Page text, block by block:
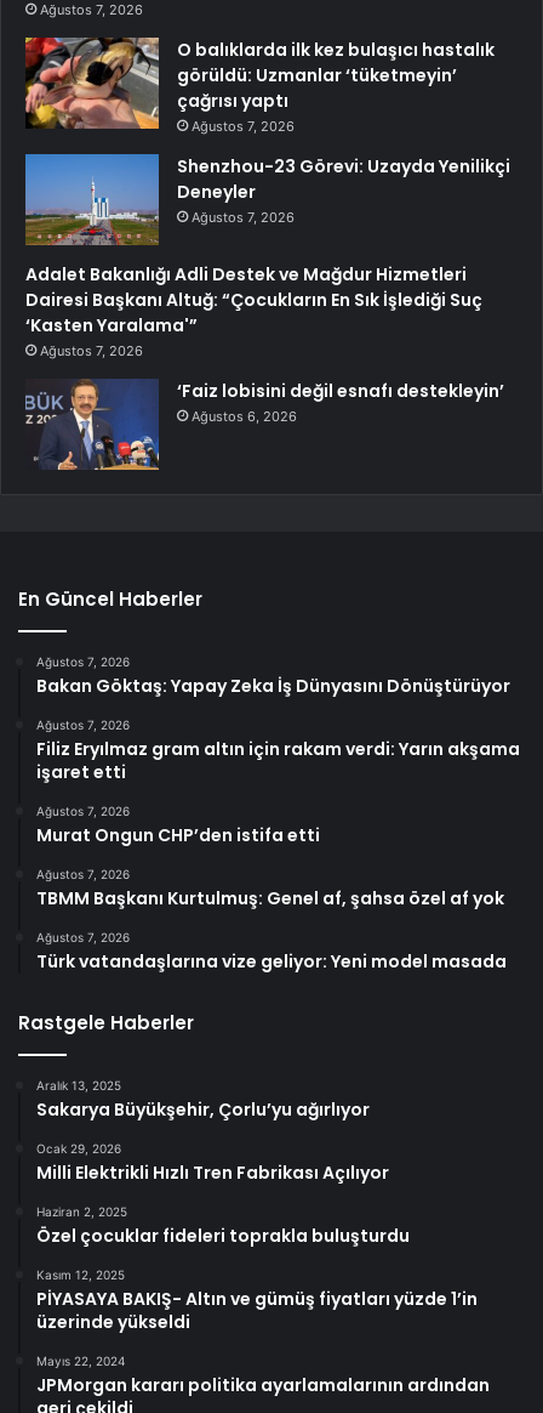
Ağustos 7, 2026
O balıklarda ilk kez bulaşıcı hastalık
görüldü: Uzmanlar ‘tüketmeyin’
çağrısı yaptı
Ağustos 7, 2026
Shenzhou-23 Görevi: Uzayda Yenilikçi
Deneyler
Ağustos 7, 2026
Adalet Bakanlığı Adli Destek ve Mağdur Hizmetleri
Dairesi Başkanı Altuğ: “Çocukların En Sık İşlediği Suç
‘Kasten Yaralama'”
Ağustos 7, 2026
‘Faiz lobisini değil esnafı destekleyin’
Ağustos 6, 2026
En Güncel Haberler
Ağustos 7, 2026
Bakan Göktaş: Yapay Zeka İş Dünyasını Dönüştürüyor
Ağustos 7, 2026
Filiz Eryılmaz gram altın için rakam verdi: Yarın akşama
işaret etti
Ağustos 7, 2026
Murat Ongun CHP’den istifa etti
Ağustos 7, 2026
TBMM Başkanı Kurtulmuş: Genel af, şahsa özel af yok
Ağustos 7, 2026
Türk vatandaşlarına vize geliyor: Yeni model masada
Rastgele Haberler
Aralık 13, 2025
Sakarya Büyükşehir, Çorlu’yu ağırlıyor
Ocak 29, 2026
Milli Elektrikli Hızlı Tren Fabrikası Açılıyor
Haziran 2, 2025
Özel çocuklar fideleri toprakla buluşturdu
Kasım 12, 2025
PİYASAYA BAKIŞ- Altın ve gümüş fiyatları yüzde 1’in
üzerinde yükseldi
Mayıs 22, 2024
JPMorgan kararı politika ayarlamalarının ardından